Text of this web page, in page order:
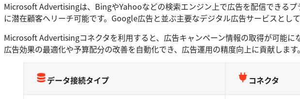
Microsoft Advertisingは、BingやYahooなどの検索エンジン上で広告を配信できる
に潜在顧客へリーチ可能です。Google広告と並ぶ主要なデジタル広告サービスとして
Microsoft Advertisingコネクタを利用すると、広告キャンペーン情報の取得が可能
広告効果の最適化や予算配分の改善を自動化でき、広告運用の精度向上に貢献します。
データ接続タイプ コネクタ